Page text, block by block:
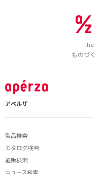
ものづ
アペルザ
製品検索
カタログ検索
通販検索
ニュース検索